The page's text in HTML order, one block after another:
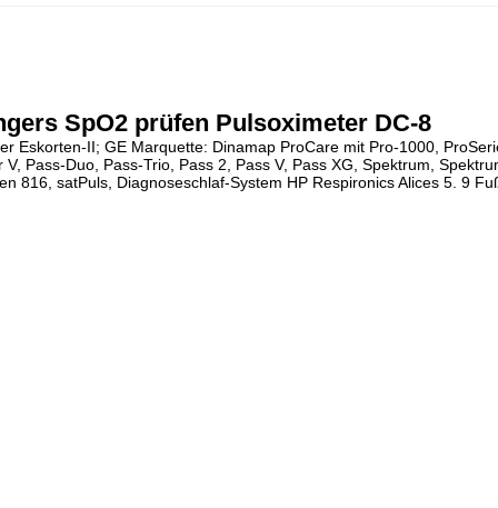
SpO2 prüfen Pulsoximeter DC-8
Eskorten-II; GE Marquette: Dinamap ProCare mit Pro-1000,
Pass-Duo, Pass-Trio, Pass 2, Pass V, Pass XG, Spektrum,
816, satPuls, Diagnoseschlaf-System HP Respironics Alices 5. 9